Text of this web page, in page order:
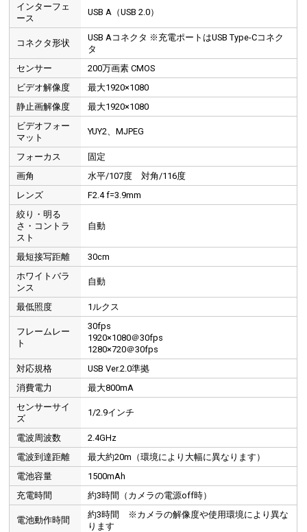
付属のUSBケーブルで充電・給電できる
充電用のUSBケーブルが付属しており、フル充電で約3時間連続で使用できます。充電しながらの使用も可能
モバイルバッテリーで長時間の使用も可能
大容量のモバイルバッテリーを接続すれば、さらに長時間使用することもできます。
インターフェ
ース
USB A（USB 2.0）
コネクタ形状
USB Aコネクタ ※充電ポートはUSB Type-Cコネク
タ
センサー
200万画素 CMOS
ビデオ解像度
最大1920×1080
静止画解像度
最大1920×1080
ビデオフォー
マット
YUY2、MJPEG
フォーカス
固定
画角
水平/107度 対角/116度
レンズ
F2.4 f=3.9mm
絞り・明る
さ・コントラ
スト
自動
最短接写距離
30cm
ホワイトバラ
ンス
自動
最低照度 1ルクス
フレームレー
ト
30fps
1920×1080＠30fps
1280×720＠30fps
対応規格
USB Ver.2.0準拠
消費電力
最大800mA
センサーサイ
ズ
1/2.9インチ
電波周波数
2.4GHz
電波到達距離
最大約20m（環境により大幅に異なります）
電池容量
1500mAh
充電時間
約3時間（カメラの電源off時）
電池動作時間
約3時間 ※カメラの解像度や使用環境により異な
ります